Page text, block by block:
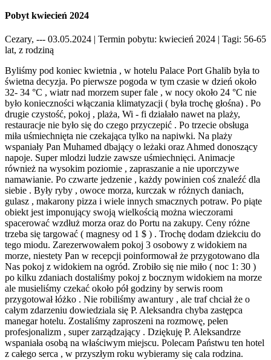
Pobyt kwiecień 2024
Cezary, --- 03.05.2024 | Termin pobytu: kwiecień 2024 | Tagi: 56-65
lat, z rodziną
Byliśmy pod koniec kwietnia , w hotelu Palace Port Ghalib była to
świetna decyzja. Po pierwsze pogoda w tym czasie w dzień około
32- 34 °C , wiatr nad morzem super fale , w nocy około 24 °C nie
było konieczności włączania klimatyzacji ( była trochę głośna) . Po
drugie czystość, pokoj , plaża, Wi - fi działało nawet na plaży,
restauracje nie było się do czego przyczepić . Po trzecie obsługa
miła uśmiechnięta nie czekająca tylko na napiwki. Na plaży
wspaniały Pan Muhamed dbający o leżaki oraz Ahmed donoszący
napoje. Super mlodzi ludzie zawsze uśmiechnięci. Animacje
również na wysokim poziomie , zapraszanie a nie uporczywe
namawianie. Po czwarte jedzenie , każdy powinien coś znaleźć dla
siebie . Były ryby , owoce morza, kurczak w różnych daniach,
gulasz , makarony pizza i wiele innych smacznych potraw. Po piąte
obiekt jest imponujący swoją wielkością można wieczorami
spacerować wzdłuż morza oraz do Portu na zakupy. Ceny różne
trzeba się targować ( magnesy od 1 $ ) . Trochę dodam dziekciu do
tego miodu. Zarezerwowałem pokoj 3 osobowy z widokiem na
morze, niestety Pan w recepcji poinformował że przygotowano dla
Nas pokoj z widokiem na ogród. Zrobiło się nie miło ( noc 1: 30 )
po kilku zdaniach dostaliśmy pokoj z bocznym widokiem na morze
ale musieliśmy czekać około pół godziny by serwis room
przygotował łóżko . Nie robiliśmy awantury , ale traf chciał że o
całym zdarzeniu dowiedziala się P. Aleksandra chyba zastępca
manegar hotelu. Zostaliśmy zaproszeni na rozmowę, pełen
profesjonalizm , super zarządzający . Dziękuję P. Aleksandrze
wspaniała osobą na właściwym miejscu. Polecam Państwu ten hotel
z całego serca , w przyszłym roku wybieramy się cala rodzina.